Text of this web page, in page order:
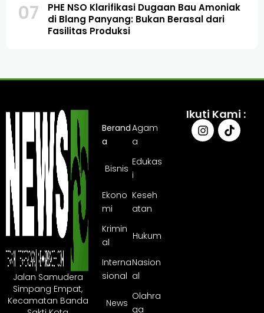
07
PHE NSO Klarifikasi Dugaan Bau Amoniak
di Blang Panyang: Bukan Berasal dari
Fasilitas Produksi
Jalan Samudera
Simpang Empat,
Kecamatan Banda
Berand
a
Agam
a
Bisnis
Edukas
i
Ekono
mi
Keseh
atan
Krimin
al
Hukum
Interna
sional
Nasion
al
News
Olahra
ga
Ikuti Kami :